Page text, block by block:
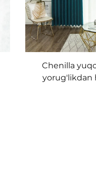
Chenilla
yorug'likdan